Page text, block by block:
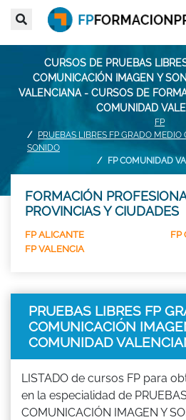
CURSOS DE PRUEBAS
COMUNICACIÓN IMAGEN Y
VALENCIANA - CURSOS DE
COMUNIDAD
FP
PRUEBAS LIBRES FP GRADO
SONIDO
FP COMUNIDAD
FORMACIÓN
PROVINCIAS Y CIUDADES
FP ALICANTE
FP
FP VALENCIA
PRUEBAS LIBRES FP
COMUNICACIÓN
COMUNIDAD
LISTADO de cursos FP para
en la especialidad de
COMUNICACIÓN IMAGEN Y